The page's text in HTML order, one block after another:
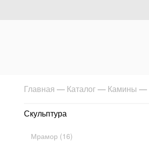
Главная — Каталог— Камины —
Скульптура
Мрамор (16)